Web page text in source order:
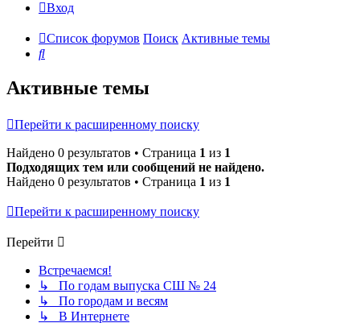
Вход
Список форумов Поиск Активные темы
Поиск
Активные темы
Перейти к расширенному поиску
Найдено 0 результатов • Страница 1 из 1
Подходящих тем или сообщений не найдено.
Найдено 0 результатов • Страница 1 из 1
Перейти к расширенному поиску
Перейти
Встречаемся!
↳ По годам выпуска СШ № 24
↳ По городам и весям
↳ В Интернете